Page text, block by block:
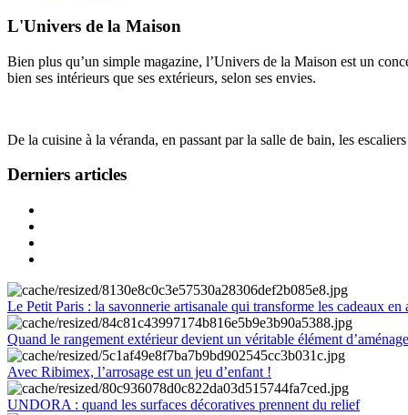
L'Univers de la Maison
Bien plus qu’un simple magazine, l’Univers de la Maison est un
bien ses intérieurs que ses extérieurs, selon ses envies.
De la cuisine à la véranda, en passant par la salle de bain, les
Derniers articles
Le Petit Paris : la savonnerie artisanale qui transforme les cadeaux en
Quand le rangement extérieur devient un véritable élément
Avec Ribimex, l’arrosage est un jeu d’enfant !
UNDORA : quand les surfaces décoratives prennent du relief